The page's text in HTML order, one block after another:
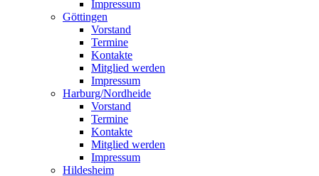
Impressum
Göttingen
Vorstand
Termine
Kontakte
Mitglied werden
Impressum
Harburg/Nordheide
Vorstand
Termine
Kontakte
Mitglied werden
Impressum
Hildesheim